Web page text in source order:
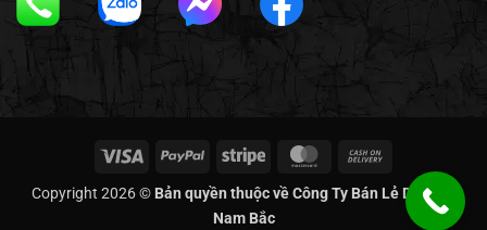
Visa PayPal Stripe MasterCard
Delivery
Copyright 2026 © Bản quyền thuộc về Công Ty Bán Lẻ Di Động
Nam Bắc